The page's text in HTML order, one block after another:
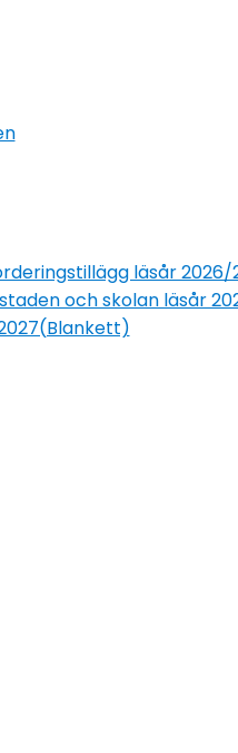
läsår 2026/
och skolan läsår